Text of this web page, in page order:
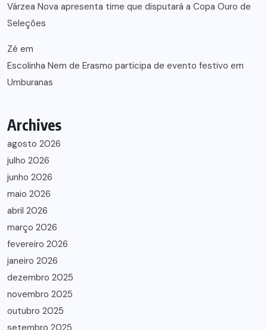
Várzea Nova apresenta time que disputará a Copa Ouro de
Seleções
Zé em
Escolinha Nem de Erasmo participa de evento festivo em
Umburanas
Archives
agosto 2026
julho 2026
junho 2026
maio 2026
abril 2026
março 2026
fevereiro 2026
janeiro 2026
dezembro 2025
novembro 2025
outubro 2025